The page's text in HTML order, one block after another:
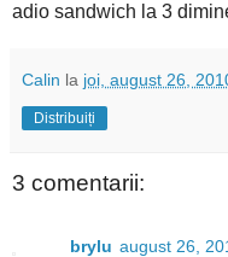
adio sandwich la 3
Calin la joi, august 26,
Distribuiți
3 comentarii:
brylu august 26,